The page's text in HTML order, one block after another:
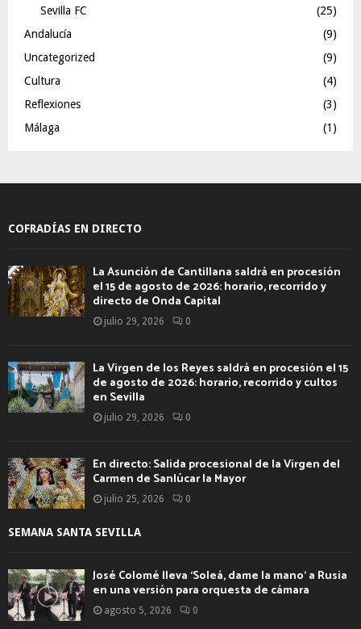
Sevilla FC
(25)
Andalucía
(9)
Uncategorized
(9)
Cultura
(4)
Reflexiones
(3)
Málaga
(1)
COFRADÍAS EN DIRECTO
La Asunción de Cantillana saldrá en procesión
el 15 de agosto de 2026: horario, recorrido y
directo de Onda Capital
julio 29, 2026 0
La Virgen de los Reyes saldrá en procesión el 15
de agosto de 2026: horario, recorrido y cultos
en Sevilla
julio 29, 2026 0
En directo: Salida procesional de la Virgen del
Carmen de Sanlúcar la Mayor
julio 25, 2026 0
SEMANA SANTA SEVILLA
José Colomé lleva ‘Soleá, dame la mano’ a Rusia
en una versión para orquesta de cámara
agosto 5, 2026 0